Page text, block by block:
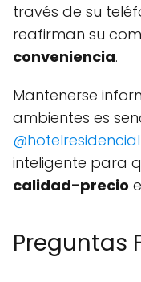
través de su
reafirman su
conveniencia.
Mantenerse
ambientes es
inteligente para
calidad-precio
Preguntas